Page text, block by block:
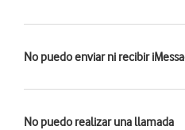
No puedo enviar ni recibir
No puedo realizar una llamada